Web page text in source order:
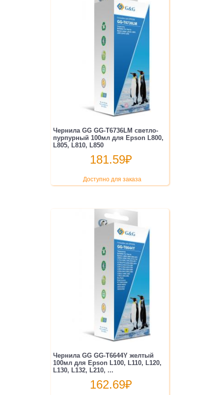
Чернила GG GG-T6736LM светло-
пурпурный 100мл для Epson L800,
L805, L810, L850
181.59₽
Доступно для заказа
Чернила GG GG-T6644Y желтый
100мл для Epson L100, L110, L120,
L130, L132, L210, ...
162.69₽